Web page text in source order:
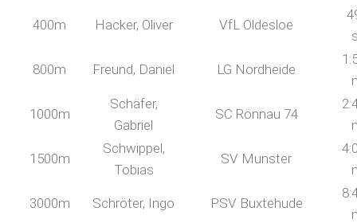
400m Hacker, Oliver VfL Oldesloe
800m Freund, Daniel LG Nordheide
1000m
Schäfer,
Gabriel
SC Rönnau 74
1500m
Schwippel,
Tobias
SV Munster
3000m Schröter, Ingo PSV Buxtehude